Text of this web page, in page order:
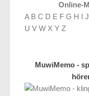
Online-
A B C D E F G H I J
U V W X Y Z
MuwiMemo -